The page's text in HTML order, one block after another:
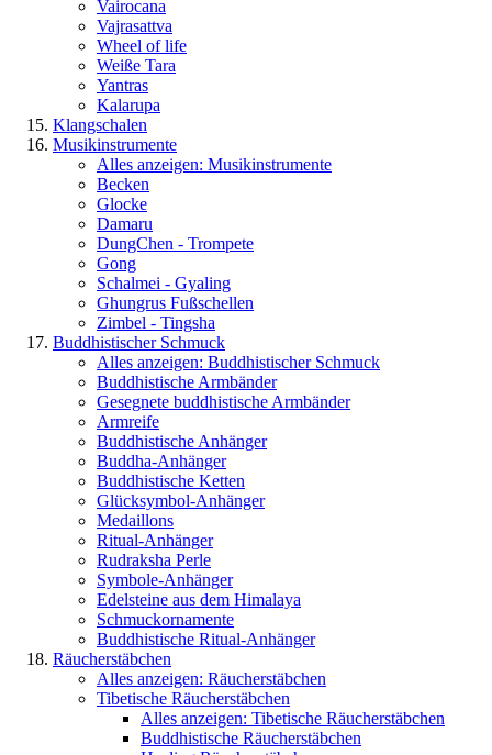
Vairocana
Vajrasattva
Wheel of life
Weiße Tara
Yantras
Kalarupa
Klangschalen
Musikinstrumente
Alles anzeigen: Musikinstrumente
Becken
Glocke
Damaru
DungChen - Trompete
Gong
Schalmei - Gyaling
Ghungrus Fußschellen
Zimbel - Tingsha
Buddhistischer Schmuck
Alles anzeigen: Buddhistischer Schmuck
Buddhistische Armbänder
Gesegnete buddhistische Armbänder
Armreife
Buddhistische Anhänger
Buddha-Anhänger
Buddhistische Ketten
Glücksymbol-Anhänger
Medaillons
Ritual-Anhänger
Rudraksha Perle
Symbole-Anhänger
Edelsteine aus dem Himalaya
Schmuckornamente
Buddhistische Ritual-Anhänger
Räucherstäbchen
Alles anzeigen: Räucherstäbchen
Tibetische Räucherstäbchen
Alles anzeigen: Tibetische Räucherstäbchen
Buddhistische Räucherstäbchen